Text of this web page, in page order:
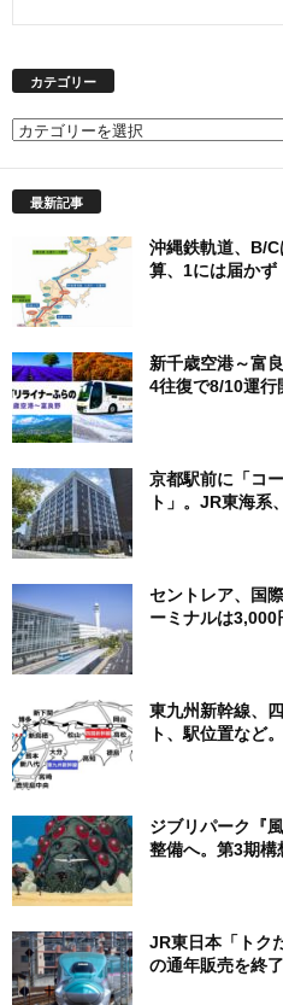
カテゴリー
カ
最新記事
沖縄鉄軌道、B/
算、1には届かず
新千歳空港～富
4往復で8/10運行
京都駅前に「コ
ト」。JR東海系
セントレア、国
ーミナルは3,000
東九州新幹線、
ト、駅位置など
ジブリパーク『
整備へ。第3期構
JR東日本「トク
の通年販売を終